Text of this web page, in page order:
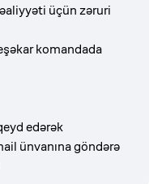
üçün zəruri
komandada
edərək
ünvanına göndərə